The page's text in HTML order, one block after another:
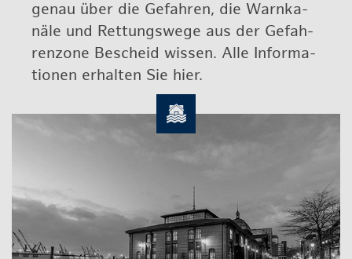
genau über die Ge­fah­ren, die Warn­ka­
nä­le und Ret­tungs­we­ge aus der Ge­fah­
ren­zo­ne Be­scheid wis­sen. Alle In­for­ma­
tio­nen er­hal­ten Sie hier.